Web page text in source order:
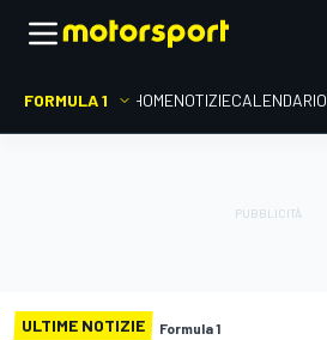
FORMULA 1 HOMENOTIZIECALENDARIO
ULTIME NOTIZIE Formula 1